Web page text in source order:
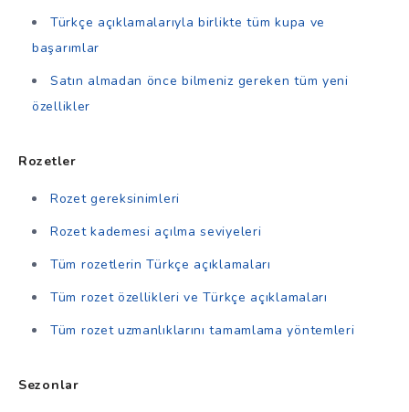
Türkçe açıklamalarıyla birlikte tüm kupa ve
başarımlar
Satın almadan önce bilmeniz gereken tüm yeni
özellikler
Rozetler
Rozet gereksinimleri
Rozet kademesi açılma seviyeleri
Tüm rozetlerin Türkçe açıklamaları
Tüm rozet özellikleri ve Türkçe açıklamaları
Tüm rozet uzmanlıklarını tamamlama yöntemleri
Sezonlar